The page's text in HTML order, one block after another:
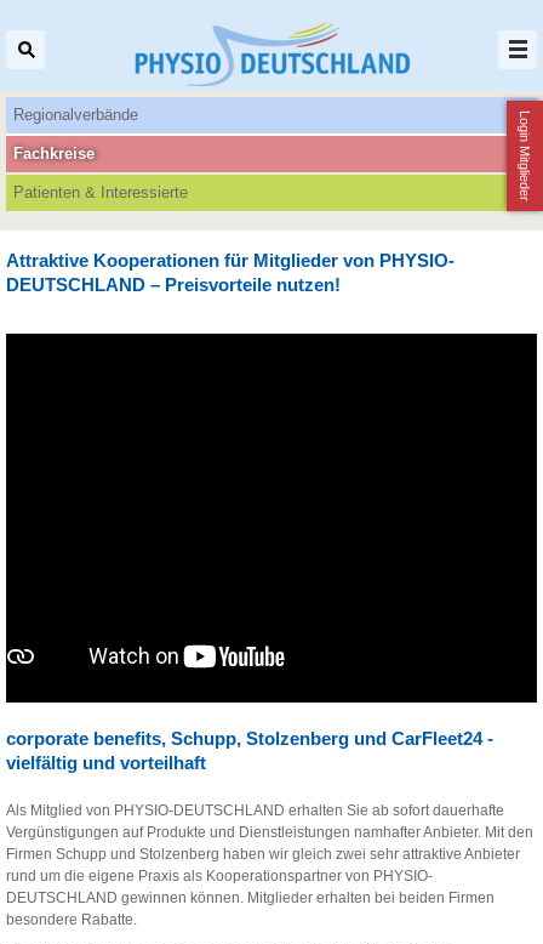
Login Mitglieder
Regionalverbände
Patienten‌ & Interessierte
Fachkreise
Attraktive Kooperationen für Mitglieder von PHYSIO-
DEUTSCHLAND – Preisvorteile nutzen!
corporate benefits, Schupp, Stolzenberg und CarFleet24 -
vielfältig und vorteilhaft
Als Mitglied von PHYSIO-DEUTSCHLAND erhalten Sie ab sofort dauerhafte
Vergünstigungen auf Produkte und Dienstleistungen namhafter Anbieter. Mit den
Firmen Schupp und Stolzenberg haben wir gleich zwei sehr attraktive Anbieter
rund um die eigene Praxis als Kooperationspartner von PHYSIO-
DEUTSCHLAND gewinnen können. Mitglieder erhalten bei beiden Firmen
besondere Rabatte.